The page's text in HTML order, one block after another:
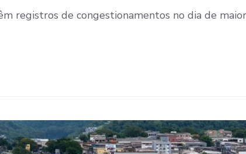
registros de congestionamentos no dia de